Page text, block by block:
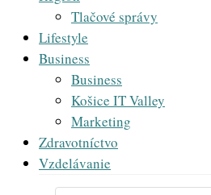
Tlačové správy
Lifestyle
Business
Business
Košice IT Valley
Marketing
Zdravotníctvo
Vzdelávanie